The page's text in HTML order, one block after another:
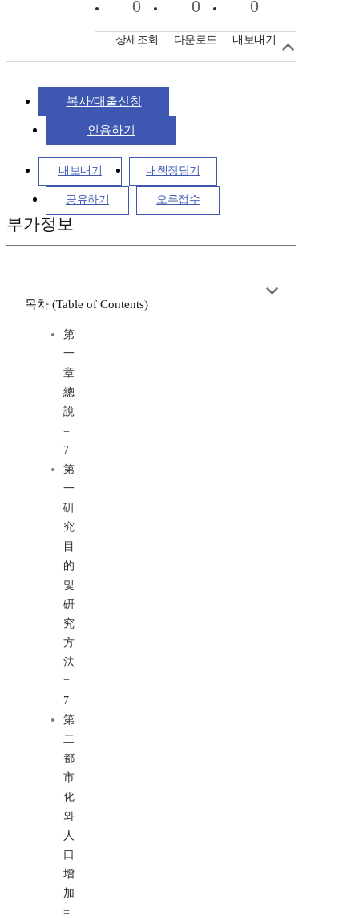
0
상세조회
0
다운로드
0
내보내기
복사/대출신청
인용하기
내보내기 내책장담기
공유하기 오류접수
부가정보
목차 (Table of Contents)
第
一
章
總
說
=
7
第
一
硏
究
目
的
및
硏
究
方
法
=
7
第
二
都
市
化
와
人
口
增
加
=